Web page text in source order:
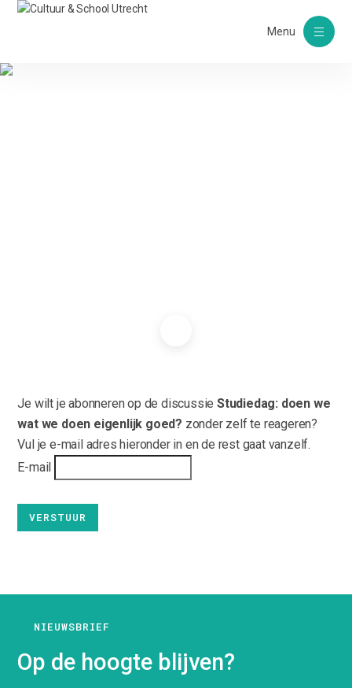
Menu
Je wilt je abonneren op de discussie Studiedag: doen we
wat we doen eigenlijk goed? zonder zelf te reageren?
Vul je e-mail adres hieronder in en de rest gaat vanzelf.
E-mail
NIEUWSBRIEF
Op de hoogte blijven?